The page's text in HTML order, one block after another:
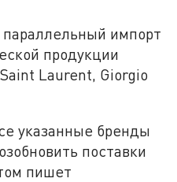
импорт
продукции
Laurent, Giorgio
указанные бренды
поставки
пишет